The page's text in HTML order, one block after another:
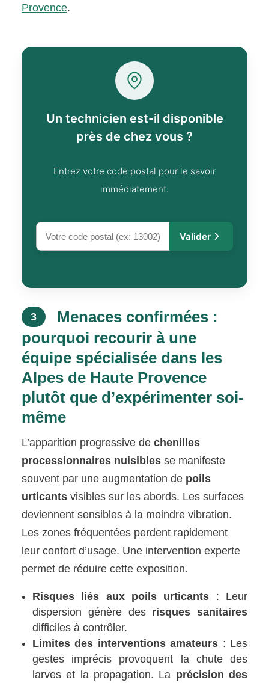
Provence.
Un technicien est-il disponible
près de chez vous ?
Entrez votre code postal pour le savoir
immédiatement.
Valider
3
Menaces confirmées :
pourquoi recourir à une
équipe spécialisée dans les
Alpes de Haute Provence
plutôt que d’expérimenter soi-
même
L’apparition progressive dechenilles
processionnaires nuisibles se manifeste
souvent par une augmentation de poils
urticants visibles sur les abords. Les surfaces
deviennent sensibles à la moindre vibration.
Les zones fréquentées perdent rapidement
leur confort d’usage. Une intervention experte
permet de réduire cette exposition.
Risques liés aux poils urticants : Leur
dispersion génère des risques sanitaires
difficiles à contrôler.
Limites des interventions amateurs : Les
gestes imprécis provoquent la chute des
larves et la propagation. La précision des